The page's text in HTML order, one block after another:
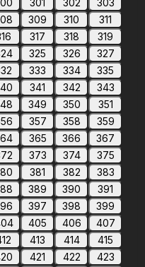
301 302
303
309 310
311
317 318
319
325 326
327
333 334
335
341 342
343
349 350
351
357 358
359
365 366
367
373 374
375
381 382
383
389 390
391
397 398
399
405 406
407
413 414
415
421 422 423